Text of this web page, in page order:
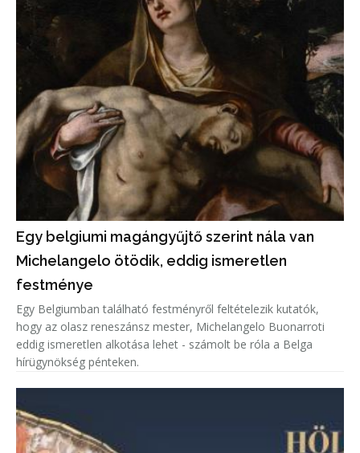
Egy belgiumi magángyűjtő szerint nála van
Michelangelo ötödik, eddig ismeretlen
festménye
Egy Belgiumban található festményről feltételezik kutatók,
hogy az olasz reneszánsz mester, Michelangelo Buonarroti
eddig ismeretlen alkotása lehet - számolt be róla a Belga
hírügynökség pénteken.